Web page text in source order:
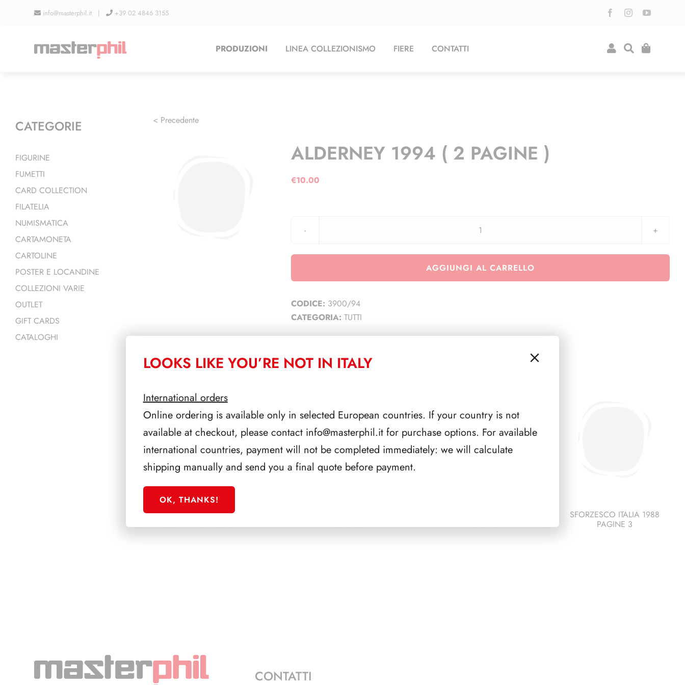
info@masterphil.it | +39 02 4846 3155
PRODUZIONI LINEA COLLEZIONISMO FIERE CONTATTI
< Precedente
ALDERNEY 1994 ( 2 PAGINE )
€10.00
ALDERNEY
(
AGGIUNGI AL CARRELLO
CODICE: 3900/94
CATEGORIA: TUTTI
PRODOTTI CORRELATI
SFORZESCO ITALIA 1992
SCALFARO PAGINE 2+1
PAGINE 5
PAGINE 5
SFORZESCO ITALIA 1988
PAGINE 3
CATEGORIE
FIGURINE
FUMETTI
CARD COLLECTION
FILATELIA
NUMISMATICA
CARTAMONETA
CARTOLINE
POSTER E LOCANDINE
COLLEZIONI VARIE
OUTLET
GIFT CARDS
CATALOGHI
CONTATTI
LOOKS LIKE YOU’RE NOT IN ITALY
International orders
Online ordering is available only in selected European countries. If your country is not
available at checkout, please contact info@masterphil.itfor purchase options. For available
international countries, payment will not be completed immediately: we will calculate
shipping manually and send you a final quote before payment.
OK, THANKS!